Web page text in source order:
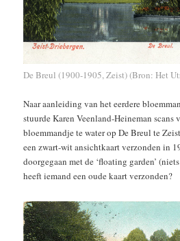
De Breul (1900-1905, Zeist) (Bron: Het
Naar aanleiding van het eerdere
stuurde Karen Veenland-Heineman scans
bloemmandje te water op De Breul te
een zwart-wit ansichtkaart verzonden in
doorgegaan met de ‘floating garden’
heeft iemand een oude kaart verzonden?